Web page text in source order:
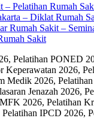
– Pelatihan Rumah
– Diklat Rumah
Rumah Sakit –
Sakit
Pelatihan PONED
Keperawatan 2026,
Medik 2026,
Jenazah 2026,
2026, Pelatihan
IPCD 2026,